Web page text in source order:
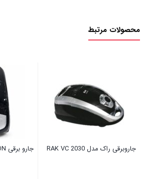
محصولات مرتبط
جاروبرقی راک مدل RAK VC 2030 جارو برقی VICHMOON مدل 3000